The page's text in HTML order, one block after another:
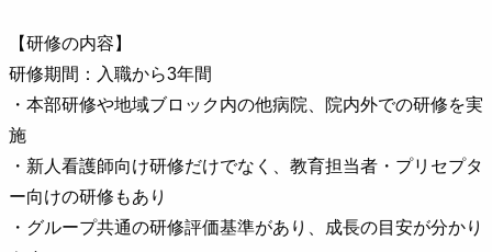
【研修の内容】
研修期間：入職から3年間
・本部研修や地域ブロック内の他病院、院内外での研修を実
施
・新人看護師向け研修だけでなく、教育担当者・プリセプタ
ー向けの研修もあり
・グループ共通の研修評価基準があり、成長の目安が分かり